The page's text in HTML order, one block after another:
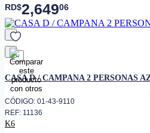
RD$2,64906
favorito
CASA D / CAMPANA 2 PERSONAS
CÓDIGO: 01-43-9110
REF: 11136
K6